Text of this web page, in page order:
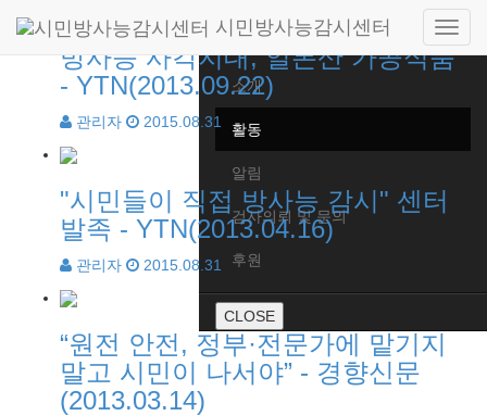
Home
소개
활동
알림
검사의뢰 및 문의
후원
CLOSE
시민방사능감시센터
Side
방사능 사각지대, 일본산 가공식품
- YTN(2013.09.22)
관리자 2015.08.31
"시민들이 직접 방사능 감시" 센터
발족 - YTN(2013.04.16)
관리자 2015.08.31
“원전 안전, 정부·전문가에 맡기지
말고 시민이 나서야” - 경향신문
(2013.03.14)